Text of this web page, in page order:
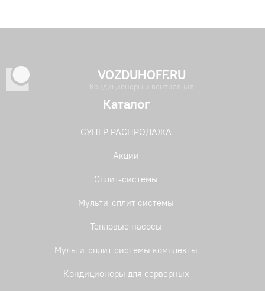
VOZDUHOFF.RU
Кондиционеры и вентиляция
Каталог
СУПЕР РАСПРОДАЖА
Акции
Сплит-системы
Мульти-сплит системы
Тепловые насосы
Мульти-сплит системы комплекты
Кондиционеры для серверных